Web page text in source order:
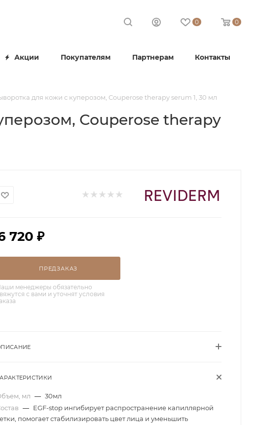
0 0
Акции Покупателям Партнерам Контакты
для кожи с куперозом, Couperose therapy serum 1, 30 мл
Couperose therapy
720 ₽
ПРЕДЗАКАЗ
менеджеры обязательно
с вами и уточнят условия
мл — 30мл
— EGF-stop ингибирует распространение капиллярной
помогает стабилизировать цвет лица и уменьшить